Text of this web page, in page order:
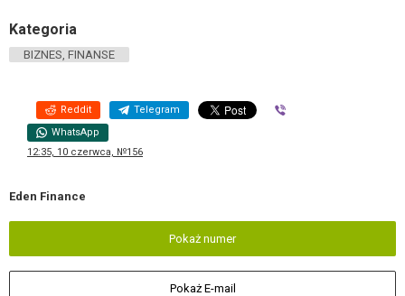
Kategoria
BIZNES, FINANSE
Reddit Telegram
WhatsApp
12:35, 10 czerwca, №156
Eden Finance
Pokaż numer
Pokaż E-mail